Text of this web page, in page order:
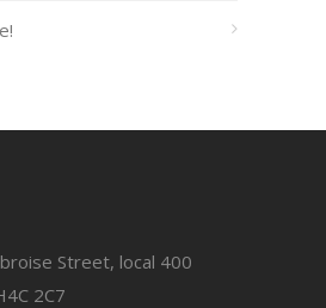
Street, local 400
2C7